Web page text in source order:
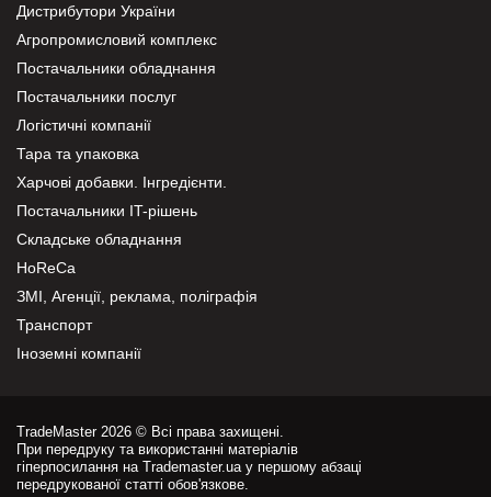
Дистрибутори України
Агропромисловий комплекс
Постачальники обладнання
Постачальники послуг
Логістичні компанії
Тара та упаковка
Харчові добавки. Інгредієнти.
Постачальники IT-рішень
Складське обладнання
HoReCa
ЗМІ, Агенції, реклама, поліграфія
Транспорт
Іноземні компанії
TradeMaster 2026 © Всі права захищені.
При передруку та використанні матеріалів
гіперпосилання на Trademaster.ua у першому абзаці
передрукованої статті обов'язкове.